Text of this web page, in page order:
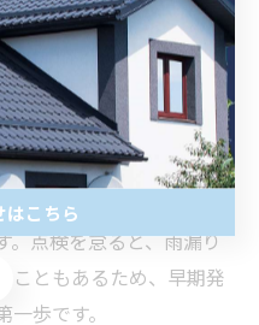
となります。こうした環
ーリングの剥がれから雨
と建物全体の耐久性を
ほど定期的な点検が重要
た場合は、専門業者によ
。点検を怠ると、雨漏り
こともあるため、早期発
歩です。
はこちら